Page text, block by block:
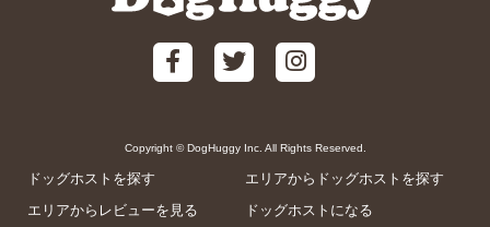
Copyright © DogHuggy Inc. All Rights Reserved.
ドッグホストを探す
エリアからドッグホストを探す
エリアからレビューを見る
ドッグホストになる